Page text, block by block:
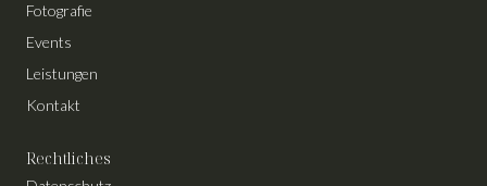
Fotografie
Events
Leistungen
Kontakt
Rechtliches